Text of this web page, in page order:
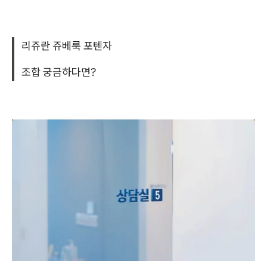
리쥬란 쥬베룩 포텐자
조합 궁금하다면?